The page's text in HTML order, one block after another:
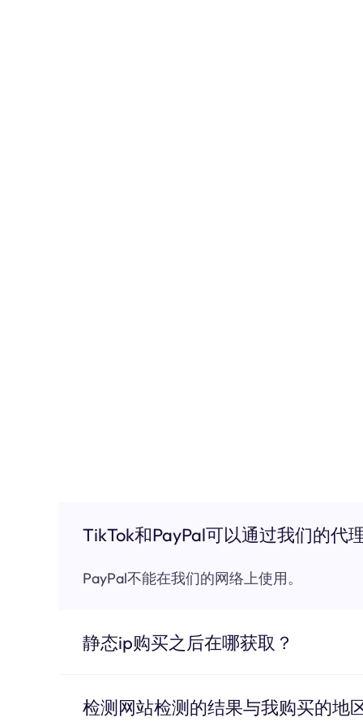
TikTok和PayPal可以通过我们的代
PayPal不能在我们的网络上使用。
静态ip购买之后在哪获取？
检测网站检测的结果与我购买的地